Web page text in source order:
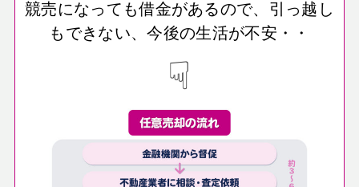
競売になっても借金があるので、引っ越し
もできない、今後の生活が不安・・
☟